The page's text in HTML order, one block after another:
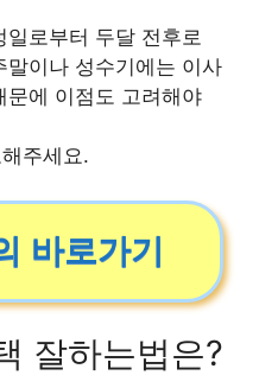
일로부터 두달 전후로
이나 성수기에는 이사
문에 이점도 고려해야
주세요.
바로가기
잘하는법은?